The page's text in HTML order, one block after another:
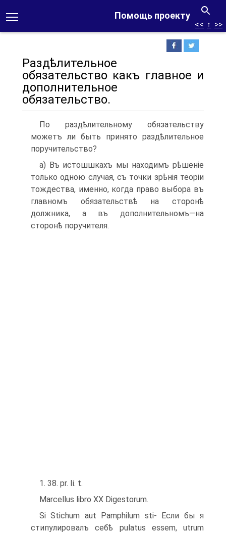
Помощь проекту
<< ↑ >>
Раздѣлительное
обязательство какъ главное и
допол­нительное
обязательство.
По раздѣлительному обязательству
можетъ ли быть принято раздѣ­лительное
поручительство?
а) Въ истошшкахъ мы находимъ рѣшеніе
только одною случая, съ точки зрѣнія теоріи
тождества, именно, когда право выбора въ
глав­номъ обязательствѣ на сторонѣ
должника, а въ дополнительномъ—на
сторонѣ поручителя.
1. 38. pr. Ii. t.
Marcellus libro XX Digestorum.
Si Stichum aut Pamphilum sti- Если бы я
стипулировалъ себѣ pulatus essem, utrum